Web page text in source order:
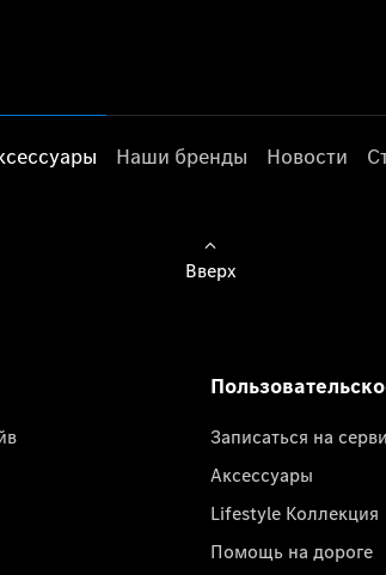
Наши бренды Новости
Вверх
Записаться на
Аксессуары
Lifestyle Коллекция
Помощь на дороге